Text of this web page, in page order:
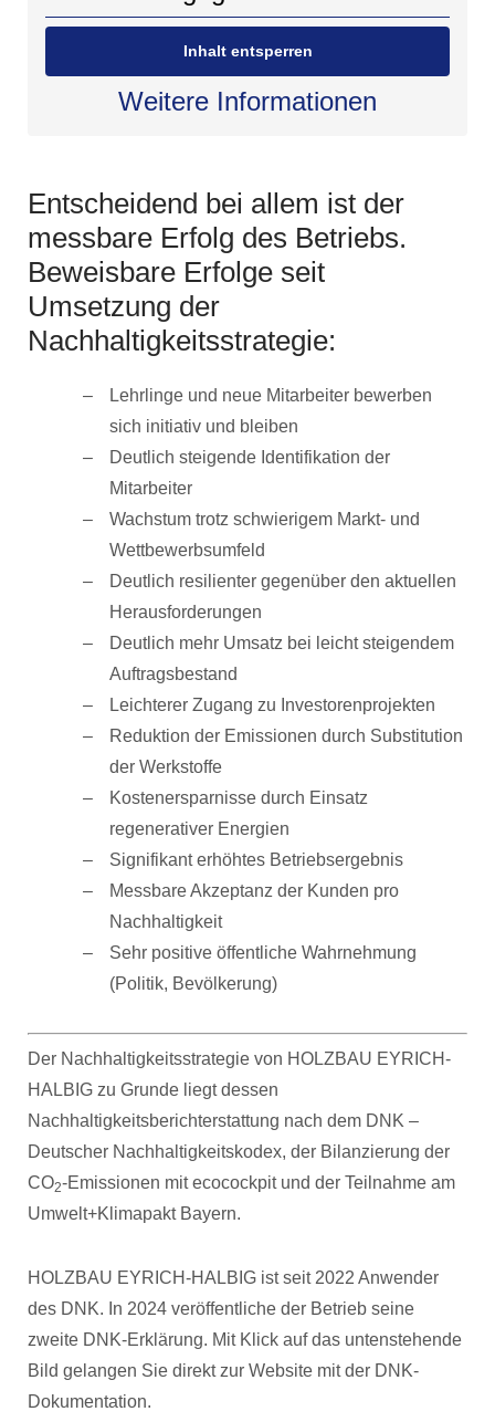
Inhalt entsperren
Weitere Informationen
Entscheidend bei allem ist der
messbare Erfolg des Betriebs.
Beweisbare Erfolge seit
Umsetzung der
Nachhaltigkeitsstrategie:
Lehrlinge und neue Mitarbeiter bewerben
sich initiativ und bleiben
Deutlich steigende Identifikation der
Mitarbeiter
Wachstum trotz schwierigem Markt- und
Wettbewerbsumfeld
Deutlich resilienter gegenüber den aktuellen
Herausforderungen
Deutlich mehr Umsatz bei leicht steigendem
Auftragsbestand
Leichterer Zugang zu Investorenprojekten
Reduktion der Emissionen durch Substitution
der Werkstoffe
Kostenersparnisse durch Einsatz
regenerativer Energien
Signifikant erhöhtes Betriebsergebnis
Messbare Akzeptanz der Kunden pro
Nachhaltigkeit
Sehr positive öffentliche Wahrnehmung
(Politik, Bevölkerung)
Der Nachhaltigkeitsstrategie von HOLZBAU EYRICH-
HALBIG zu Grunde liegt dessen
Nachhaltigkeitsberichterstattung nach dem DNK –
Deutscher Nachhaltigkeitskodex, der Bilanzierung der
CO2-Emissionen mit ecocockpit und der Teilnahme am
Umwelt+Klimapakt Bayern.
HOLZBAU EYRICH-HALBIG ist seit 2022 Anwender
des DNK. In 2024 veröffentliche der Betrieb seine
zweite DNK-Erklärung. Mit Klick auf das untenstehende
Bild gelangen Sie direkt zur Website mit der DNK-
Dokumentation.